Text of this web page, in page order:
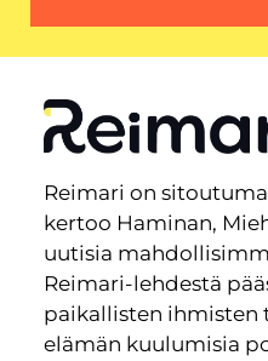
Reimari on
kertoo Haminan,
uutisia
Reimari-lehdestä
paikallisten ihmisten
elämän kuulumisia